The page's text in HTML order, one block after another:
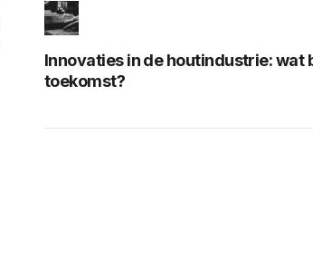
Innovaties in de houtindustrie: wat
toekomst?